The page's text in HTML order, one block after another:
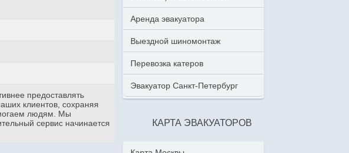
предоставлять
клиентов, сохраняя
людям. Мы
сервис начинается
Аренда эвакуатора
Выездной шиномонтаж
Перевозка катеров
Эвакуатор Санкт-Петербург
КАРТА ЭВАКУАТОРОВ